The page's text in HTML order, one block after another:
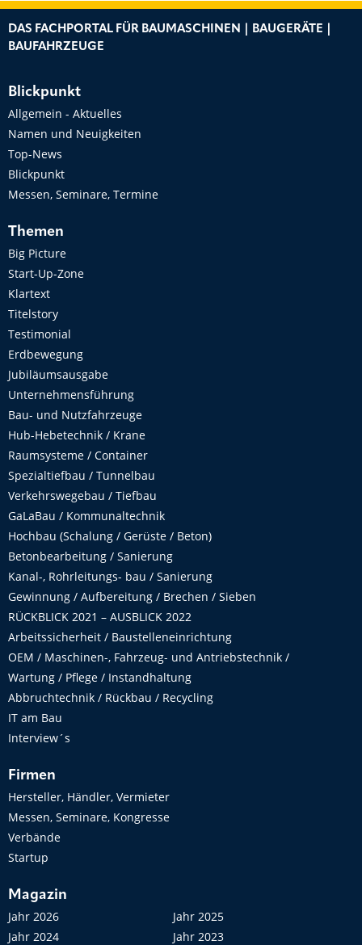
DAS FACHPORTAL FÜR BAUMASCHINEN | BAUGERÄTE |
BAUFAHRZEUGE
Blickpunkt
Allgemein - Aktuelles
Namen und Neuigkeiten
Top-News
Blickpunkt
Messen, Seminare, Termine
Themen
Big Picture
Start-Up-Zone
Klartext
Titelstory
Testimonial
Erdbewegung
Jubiläumsausgabe
Unternehmensführung
Bau- und Nutzfahrzeuge
Hub-Hebetechnik / Krane
Raumsysteme / Container
Spezialtiefbau / Tunnelbau
Verkehrswegebau / Tiefbau
GaLaBau / Kommunaltechnik
Hochbau (Schalung / Gerüste / Beton)
Betonbearbeitung / Sanierung
Kanal-, Rohrleitungs- bau / Sanierung
Gewinnung / Aufbereitung / Brechen / Sieben
RÜCKBLICK 2021 – AUSBLICK 2022
Arbeitssicherheit / Baustelleneinrichtung
OEM / Maschinen-, Fahrzeug- und Antriebstechnik /
Wartung / Pflege / Instandhaltung
Abbruchtechnik / Rückbau / Recycling
IT am Bau
Interview´s
Firmen
Hersteller, Händler, Vermieter
Messen, Seminare, Kongresse
Verbände
Startup
Magazin
Jahr 2026
Jahr 2025
Jahr 2024
Jahr 2023